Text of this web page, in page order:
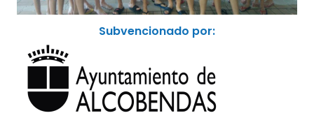
Subvencionado por: